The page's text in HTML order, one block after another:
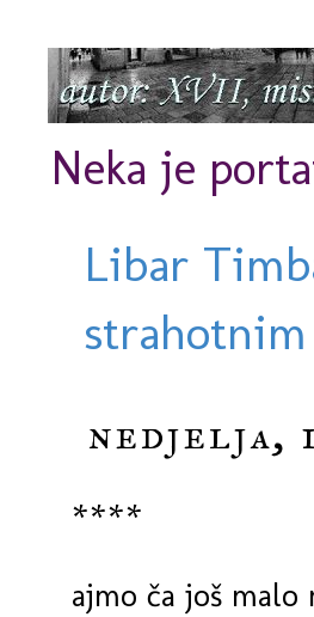
Neka je
Libar
nedjelja,
****
ajmo ča još malo